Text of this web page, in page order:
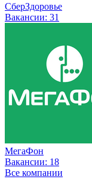
СберЗдоровье
Вакансии: 31
МегаФон
Вакансии: 18
Все компании